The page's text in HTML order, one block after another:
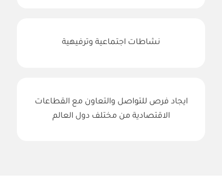
نشاطات اجتماعية وترفيهية
ايجاد فرص للتواصل والتعاون مع القطاعات
الاقتصادية من مختلف دول العالم